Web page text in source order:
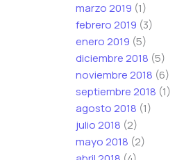
marzo 2019 (1)
febrero 2019 (3)
enero 2019 (5)
diciembre 2018 (5)
noviembre 2018 (6)
septiembre 2018 (1)
agosto 2018 (1)
julio 2018 (2)
mayo 2018 (2)